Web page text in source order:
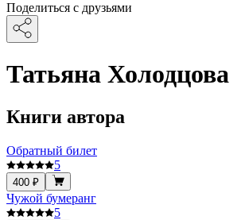
Поделиться с друзьями
Татьяна Холодцова
Книги автора
Обратный билет
5
400 ₽
Чужой бумеранг
5